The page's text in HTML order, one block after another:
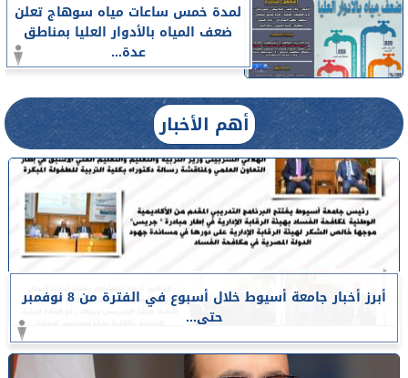
لمدة خمس ساعات مياه سوهاج تعلن
ضعف المياه بالأدوار العليا بمناطق
عدة...
أهم الأخبار
أبرز أخبار جامعة أسيوط خلال أسبوع في الفترة من 8 نوفمبر
حتى...